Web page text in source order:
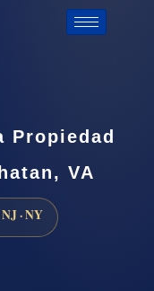
Propiedad
VA
NJ · NY